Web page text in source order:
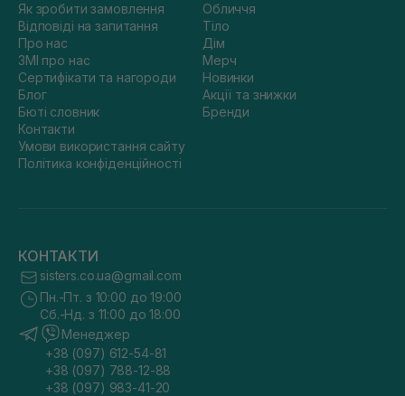
Як зробити замовлення
Відповіді на запитання
Про нас
ЗМІ про нас
Сертифікати та нагороди
Блог
Бюті словник
Контакти
Умови використання сайту
Політика конфіденційності
Обличчя
Тіло
Дім
Мерч
Новинки
Акції та знижки
Бренди
КОНТАКТИ
sisters.co.ua@gmail.com
Пн.-Пт. з 10:00 до 19:00
Сб.-Нд. з 11:00 до 18:00
Менеджер
+38 (097) 612-54-81
+38 (097) 788-12-88
+38 (097) 983-41-20